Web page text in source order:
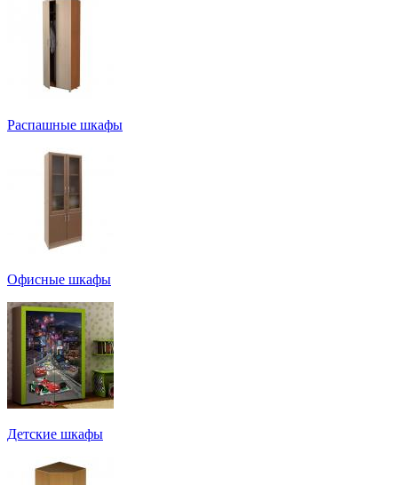
Распашные шкафы
Офисные шкафы
Детские шкафы